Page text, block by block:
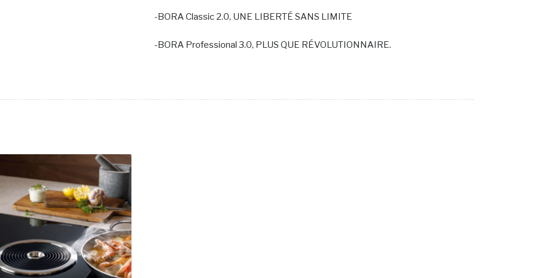
-BORA Classic 2.0, UNE LIBERTÉ SANS LIMITE
-BORA Professional 3.0, PLUS QUE RÉVOLUTIONNAIRE.